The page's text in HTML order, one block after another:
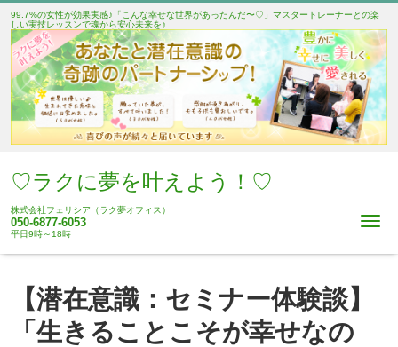
99.7%の女性が効果実感♪「こんな幸せな世界があったんだ〜♡」マスタートレーナーとの楽
しい実技レッスンで魂から安心未来を♪
♡ラクに夢を叶えよう！♡
株式会社フェリシア（ラク夢オフィス）
050-6877-6053
平日9時～18時
【潜在意識：セミナー体験談】
「生きることこそが幸せなの